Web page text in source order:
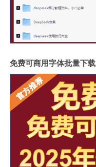
免费可商用字体批量下载